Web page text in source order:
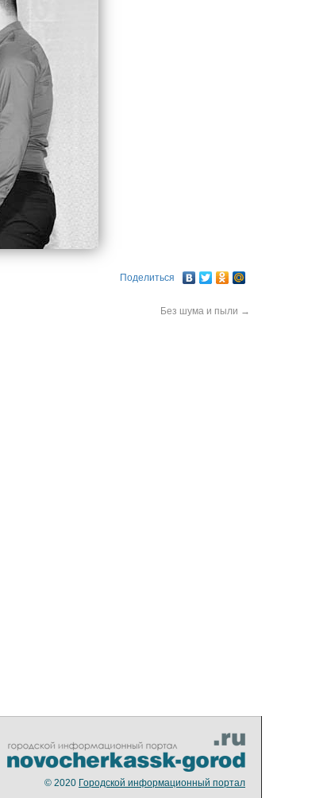
Поделиться
Без шума и пыли →
© 2020 Городской информационный портал